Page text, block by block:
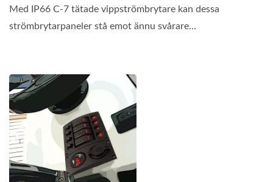
Med IP66 C-7 tätade vippströmbrytare kan dessa
strömbrytarpaneler stå emot ännu svårare...